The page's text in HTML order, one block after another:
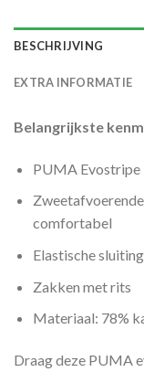
BESCHRIJVING
EXTRA INFORMATIE
Belangrijkste
PUMA
comfortabel
Elastische
Zakken met rits
Materiaal: 78%
Draag deze PUMA